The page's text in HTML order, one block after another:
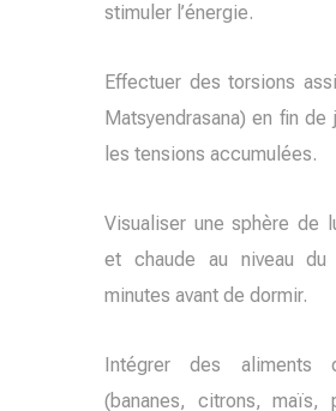
stimuler l’énergie.
Effectuer des torsions
Matsyendrasana) en fin
les tensions accumulées.
Visualiser une sphère de
et chaude au niveau du
minutes avant de dormir.
Intégrer des aliments
(bananes, citrons, maïs,